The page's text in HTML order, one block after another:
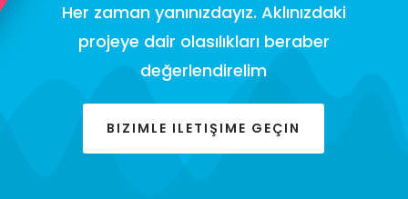
Her zaman yanınızdayız. Aklınızdaki
projeye dair olasılıkları beraber
değerlendirelim
BIZIMLE ILETIŞIME GEÇIN